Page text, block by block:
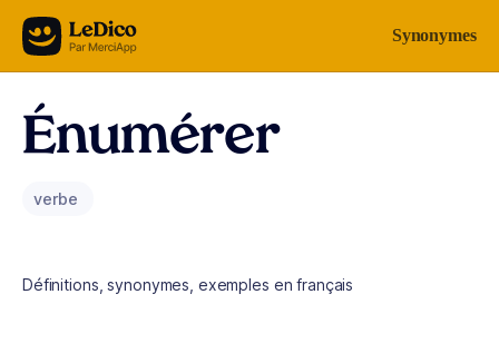
Aller au contenu Synonymes
Énumérer
verbe
Définitions, synonymes, exemples en français